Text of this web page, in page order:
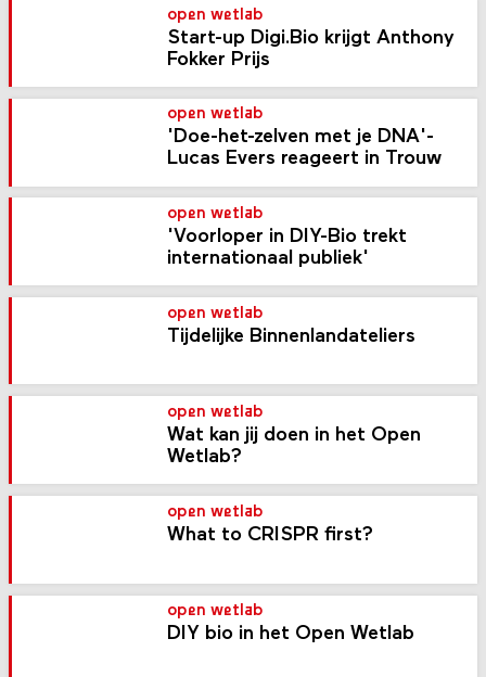
open wetlab
Start-up Digi.Bio krijgt Anthony
Fokker Prijs
open wetlab
'Doe-het-zelven met je DNA'-
Lucas Evers reageert in Trouw
open wetlab
'Voorloper in DIY-Bio trekt
internationaal publiek'
open wetlab
Tijdelijke Binnenlandateliers
open wetlab
Wat kan jij doen in het Open
Wetlab?
open wetlab
What to CRISPR first?
open wetlab
DIY bio in het Open Wetlab